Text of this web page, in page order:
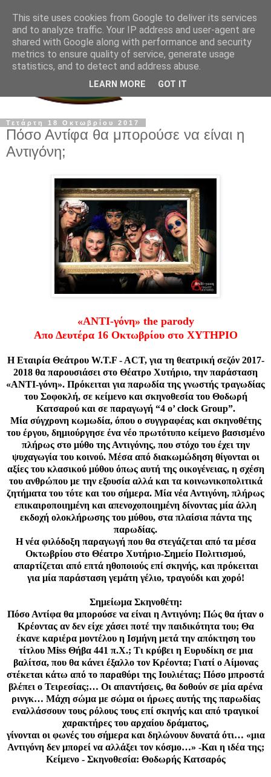
Τετάρτη 18 Οκτωβρίου 2017
Πόσο Αντίφα θα μπορούσε να είναι η
Αντιγόνη;
«ΑΝΤΙ-γόνη» the parody
Απο Δευτέρα 16 Οκτωβρίου στο ΧΥΤΗΡΙΟ
Η Εταιρία Θεάτρου W.T.F - ACT, για τη θεατρική σεζόν 2017-
2018 θα παρουσιάσει στο Θέατρο Χυτήριο, την παράσταση
«ΑΝΤΙ-γόνη». Πρόκειται για παρωδία της γνωστής τραγωδίας
του Σοφοκλή, σε κείμενο και σκηνοθεσία του Θοδωρή
Κατσαρού και σε παραγωγή “4 o’ clock Group”.
Μία σύγχρονη κωμωδία, όπου ο συγγραφέας και σκηνοθέτης
του έργου, δημιούργησε ένα νέο πρωτότυπο κείμενο βασισμένο
πλήρως στο μύθο της Αντιγόνης, που στόχο του έχει την
ψυχαγωγία του κοινού. Μέσα από διακωμώδηση θίγονται οι
αξίες του κλασικού μύθου όπως αυτή της οικογένειας, η σχέση
του ανθρώπου με την εξουσία αλλά και τα κοινωνικοπολιτικά
ζητήματα του τότε και του σήμερα. Μία νέα Αντιγόνη, πλήρως
επικαιροποιημένη και απενοχοποιημένη δίνοντας μία άλλη
εκδοχή ολοκλήρωσης του μύθου, στα πλαίσια πάντα της
παρωδίας.
Η νέα φιλόδοξη παραγωγή που θα στεγάζεται από τα μέσα
Οκτωβρίου στο Θέατρο Χυτήριο-Σημείο Πολιτισμού,
απαρτίζεται από επτά ηθοποιούς επί σκηνής, και πρόκειται
για μία παράσταση γεμάτη γέλιο, τραγούδι και χορό!
Σημείωμα Σκηνοθέτη:
Πόσο Αντίφα θα μπορούσε να είναι η Αντιγόνη; Πώς θα ήταν ο
Κρέοντας αν δεν είχε χάσει ποτέ την παιδικότητα του; Θα
έκανε καριέρα μοντέλου η Ισμήνη μετά την απόκτηση του
τίτλου Miss Θήβα 441 π.Χ.; Τι κρύβει η Ευρυδίκη σε μια
βαλίτσα, που θα κάνει έξαλλο τον Κρέοντα; Γιατί ο Αίμονας
στέκεται κάτω από το παραθύρι της Ιουλιέτας; Πόσο μπροστά
βλέπει ο Τειρεσίας;… Οι απαντήσεις, θα δοθούν σε μία αρένα
ρινγκ… Μάχη σώμα με σώμα οι ήρωες αυτής της παρωδίας
εναλλάσσουν τους ρόλους τους επί σκηνής και από τραγικοί
χαρακτήρες του αρχαίου δράματος,
γίνονται οι φωνές του σήμερα και δηλώνουν δυνατά ότι… «μια
Αντιγόνη δεν μπορεί να αλλάξει τον κόσμο…» -Και η ιδέα της;
Κείμενο - Σκηνοθεσία: Θοδωρής Κατσαρός
This site uses cookies from Google to deliver its services
and to analyze traffic. Your IP address and user-agent are
shared with Google along with performance and security
metrics to ensure quality of service, generate usage
statistics, and to detect and address abuse.
LEARN MORE GOT IT